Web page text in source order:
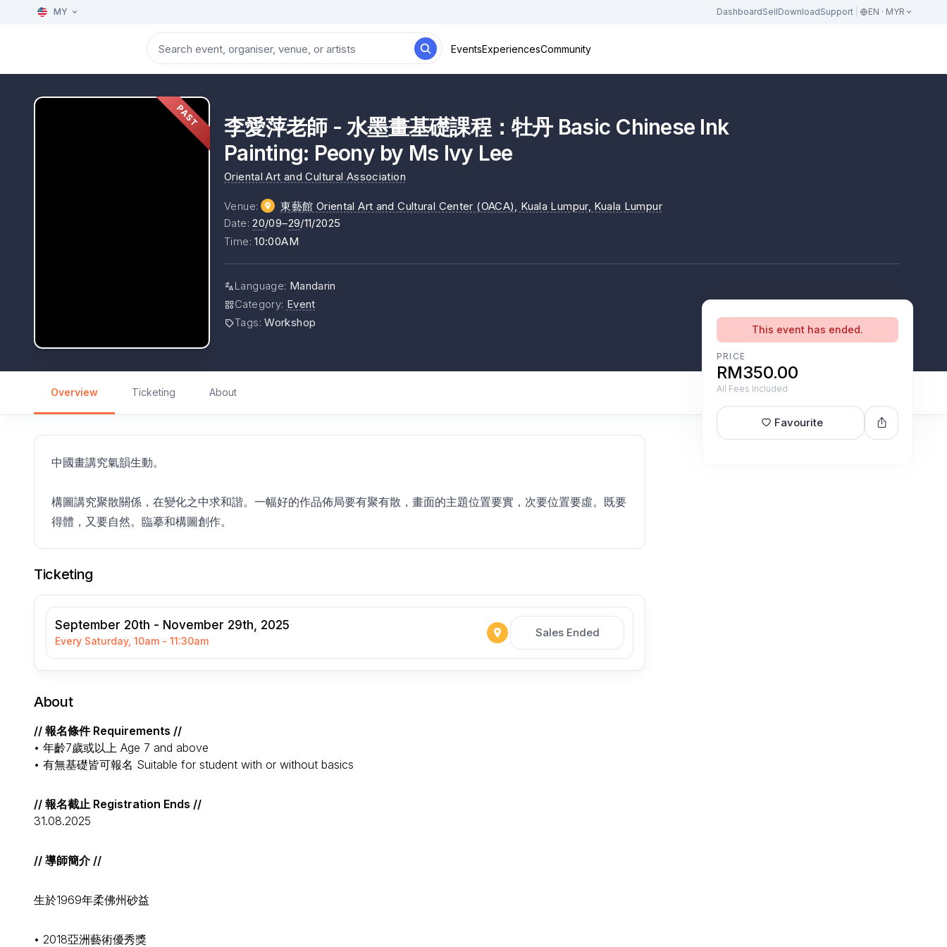
MY DashboardSellDownloadSupport EN · MYR
EventsExperiencesCommunity
PAST
李愛萍老師 - 水墨畫基礎課程：牡丹 Basic Chinese Ink
Painting: Peony by Ms Ivy Lee
Oriental Art and Cultural Association
Venue: 東藝館 Oriental Art and Cultural Center (OACA), Kuala Lumpur, Kuala Lumpur
Date:20/09–29/11/2025
Time:10:00AM
Language: Mandarin
Category: Event
Tags:Workshop
Overview Ticketing About
This event has ended.
PRICE
RM350.00
All Fees Included
Favourite
中國畫講究氣韻生動。
構圖講究聚散關係，在變化之中求和諧。一幅好的作品佈局要有聚有散，畫面的主題位置要實，次要位置要虛。既要
得體，又要自然。臨摹和構圖創作。
Ticketing
September 20th - November 29th, 2025
Every Saturday, 10am - 11:30am
Sales Ended
About
// 報名條件 Requirements //
• 年齡7歲或以上 Age 7 and above
• 有無基礎皆可報名 Suitable for student with or without basics
// 報名截止 Registration Ends //
31.08.2025
// 導師簡介 //
生於1969年柔佛州砂益
• 2018亞洲藝術優秀獎